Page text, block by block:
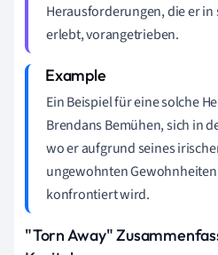
Herausforderungen, die er
erlebt, vorangetrieben.
Ein Beispiel für eine solche
Brendans Bemühen, sich in
wo er aufgrund seines
ungewohnten
konfrontiert wird.
"Torn Away"